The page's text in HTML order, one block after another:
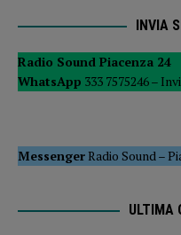
INVIA
Radio Sound Piacenza 24
WhatsApp 333 7575246 –
MessengerRadio Sound –
ULTIMA